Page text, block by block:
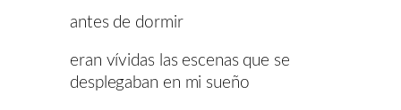
antes de dormir
eran vívidas las escenas que se
desplegaban en mi sueño